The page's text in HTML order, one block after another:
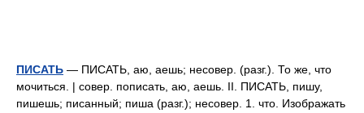
ПИСАТЬ — ПИСАТЬ, аю, аешь; несовер. (разг.). То же, что
мочиться. | совер. пописать, аю, аешь. II. ПИСАТЬ, пишу,
пишешь; писанный; пиша (разг.); несовер. 1. что. Изображать